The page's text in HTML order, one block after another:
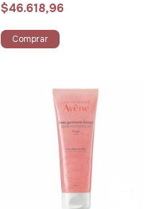
$46.618,96
Comprar